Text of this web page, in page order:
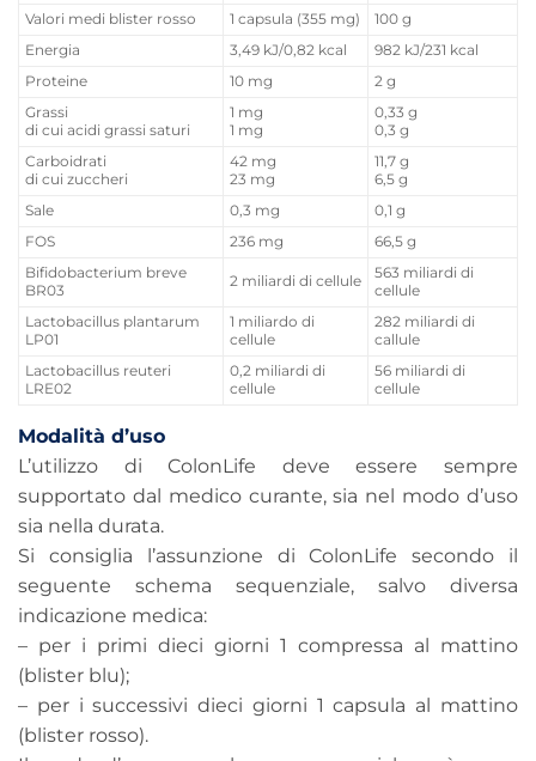
Valori medi blister rosso 1 capsula (355 mg)
100 g
Energia
3,49 kJ/0,82 kcal
982 kJ/231 kcal
Proteine
10 mg
2 g
Grassi
di cui acidi grassi saturi
1 mg
1 mg
0,33 g
0,3 g
Carboidrati
di cui zuccheri
42 mg
23 mg
11,7 g
6,5 g
Sale
0,3 mg
0,1 g
FOS
236 mg
66,5 g
Bifidobacterium breve
BR03
2 miliardi di cellule
563 miliardi di
cellule
Lactobacillus plantarum
LP01
1 miliardo di
cellule
282 miliardi di
callule
Lactobacillus reuteri
LRE02
0,2 miliardi di
cellule
56 miliardi di
cellule
Modalità d’uso
L’utilizzo di ColonLife deve essere sempre
supportato dal medico curante, sia nel modo d’uso
sia nella durata.
Si consiglia l’assunzione di ColonLife secondo il
seguente schema sequenziale, salvo diversa
indicazione medica:
– per i primi dieci giorni 1 compressa al mattino
(blister blu);
– per i successivi dieci giorni 1 capsula al mattino
(blister rosso).